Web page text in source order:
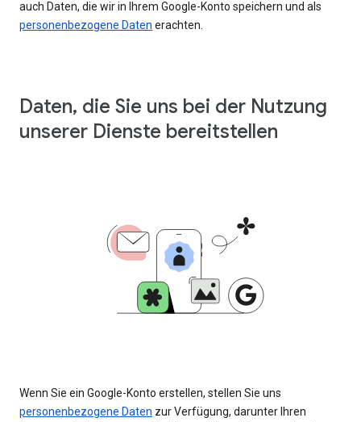
auch Daten, die wir in Ihrem Google-Konto speichern und als
personenbezogene Daten erachten.
Daten, die Sie uns bei der Nutzung
unserer Dienste bereitstellen
Wenn Sie ein Google-Konto erstellen, stellen Sie uns
personenbezogene Daten zur Verfügung, darunter Ihren